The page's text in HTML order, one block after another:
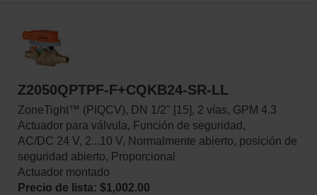
Z2050QPTPF-F+CQKB24-SR-LL
ZoneTight™ (PIQCV), DN 1/2" [15], 2 vías, GPM 4.3
Actuador para válvula, Función de seguridad,
AC/DC 24 V, 2...10 V, Normalmente abierto, posición de
seguridad abierto, Proporcional
Actuador montado
Precio de lista: $1,002.00